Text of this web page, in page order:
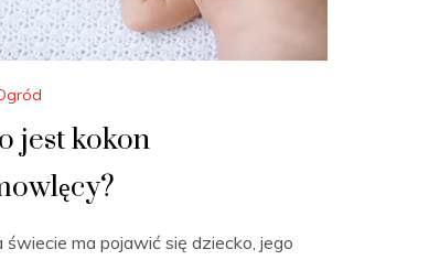
jest kokon
świecie ma pojawić się dziecko, jego